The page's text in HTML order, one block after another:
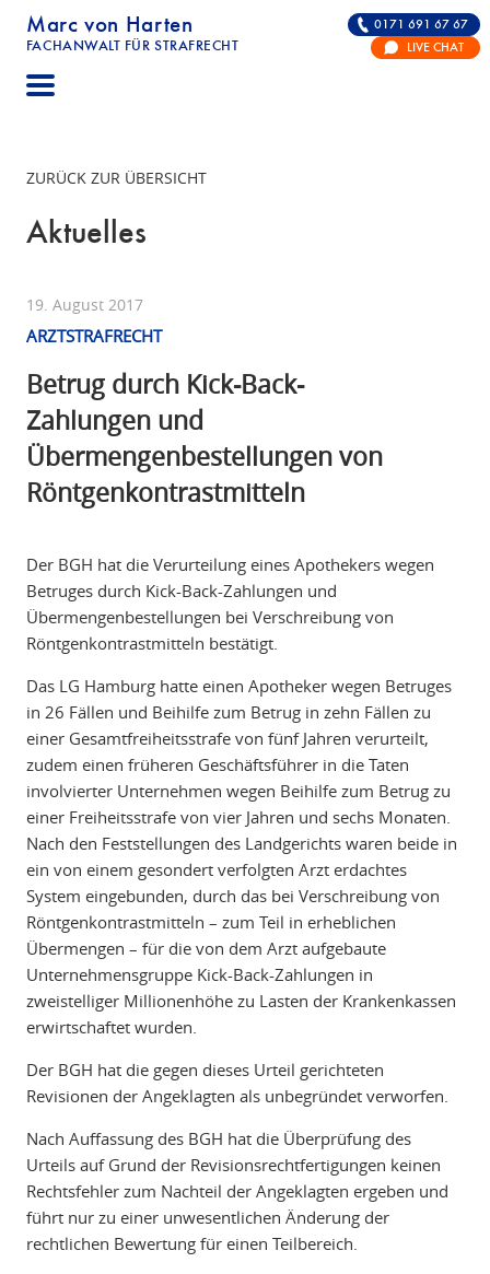
Marc von Harten
FACHANWALT FÜR STRAFRECHT
STRAFRECHT | RECHTSANWALT FÜR DIE
0171 691 67 67
LIVE CHAT
ZURÜCK ZUR ÜBERSICHT
Aktuelles
19. August 2017
ARZTSTRAFRECHT
Betrug durch Kick-Back-
Zahlungen und
Übermengenbestellungen von
Röntgenkontrastmitteln
Der BGH hat die Verurteilung eines Apothekers wegen
Betruges durch Kick-Back-Zahlungen und
Übermengenbestellungen bei Verschreibung von
Röntgenkontrastmitteln bestätigt.
Das LG Hamburg hatte einen Apotheker wegen Betruges
in 26 Fällen und Beihilfe zum Betrug in zehn Fällen zu
einer Gesamtfreiheitsstrafe von fünf Jahren verurteilt,
zudem einen früheren Geschäftsführer in die Taten
involvierter Unternehmen wegen Beihilfe zum Betrug zu
einer Freiheitsstrafe von vier Jahren und sechs Monaten.
Nach den Feststellungen des Landgerichts waren beide in
ein von einem gesondert verfolgten Arzt erdachtes
System eingebunden, durch das bei Verschreibung von
Röntgenkontrastmitteln – zum Teil in erheblichen
Übermengen – für die von dem Arzt aufgebaute
Unternehmensgruppe Kick-Back-Zahlungen in
zweistelliger Millionenhöhe zu Lasten der Krankenkassen
erwirtschaftet wurden.
Der BGH hat die gegen dieses Urteil gerichteten
Revisionen der Angeklagten als unbegründet verworfen.
Nach Auffassung des BGH hat die Überprüfung des
Urteils auf Grund der Revisionsrechtfertigungen keinen
Rechtsfehler zum Nachteil der Angeklagten ergeben und
führt nur zu einer unwesentlichen Änderung der
rechtlichen Bewertung für einen Teilbereich.